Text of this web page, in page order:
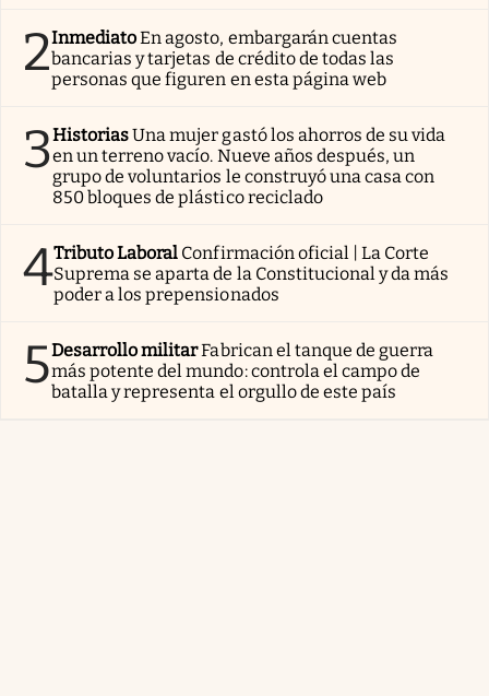
2InmediatoEn agosto, embargarán cuentas
bancarias y tarjetas de crédito de todas las
personas que figuren en esta página web
3HistoriasUna mujer gastó los ahorros de su vida
en un terreno vacío. Nueve años después, un
grupo de voluntarios le construyó una casa con
850 bloques de plástico reciclado
4Tributo Laboral Confirmación oficial | La Corte
Suprema se aparta de la Constitucional y da más
poder a los prepensionados
5Desarrollo militarFabrican el tanque de guerra
más potente del mundo: controla el campo de
batalla y representa el orgullo de este país